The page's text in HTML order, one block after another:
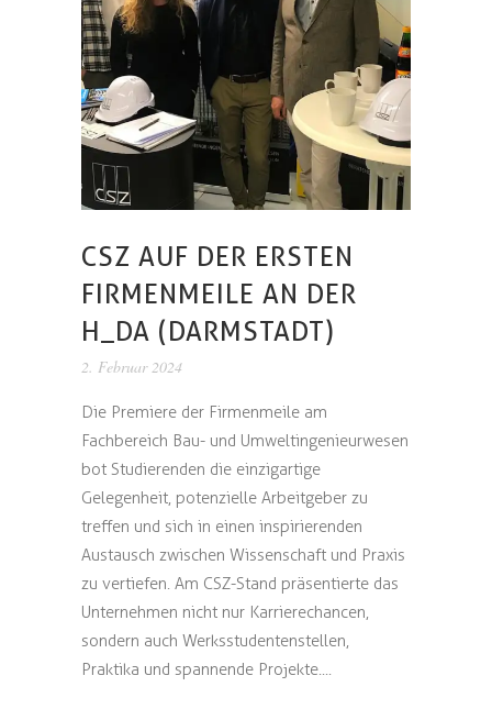
CSZ AUF DER ERSTEN
FIRMENMEILE AN DER
H_DA (DARMSTADT)
2. Februar 2024
Die Premiere der Firmenmeile am
Fachbereich Bau- und Umweltingenieurwesen
bot Studierenden die einzigartige
Gelegenheit, potenzielle Arbeitgeber zu
treffen und sich in einen inspirierenden
Austausch zwischen Wissenschaft und Praxis
zu vertiefen. Am CSZ-Stand präsentierte das
Unternehmen nicht nur Karrierechancen,
sondern auch Werksstudentenstellen,
Praktika und spannende Projekte....